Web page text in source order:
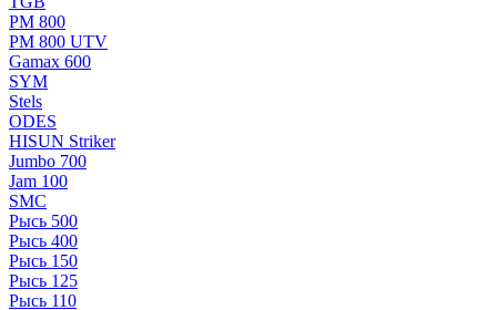
РМ 800
РМ 800 UTV
Gamax 600
SYM
Stels
ОDЕS
HISUN Striker
Jumbo 700
Jam 100
SMC
Рысь 500
Рысь 400
Рысь 150
Рысь 125
Рысь 110